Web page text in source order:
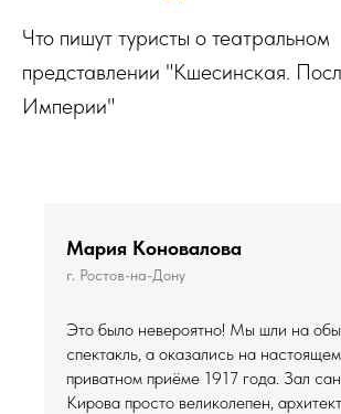
Что пишут туристы о театральном
представлении "Кшесинская.
Империи"
Мария Коновалова
г. Ростов-на-Дону
Это было невероятно! Мы шли на
спектакль, а оказались на настоящем
приватном приёме 1917 года. Зал
Кирова просто великолепен,